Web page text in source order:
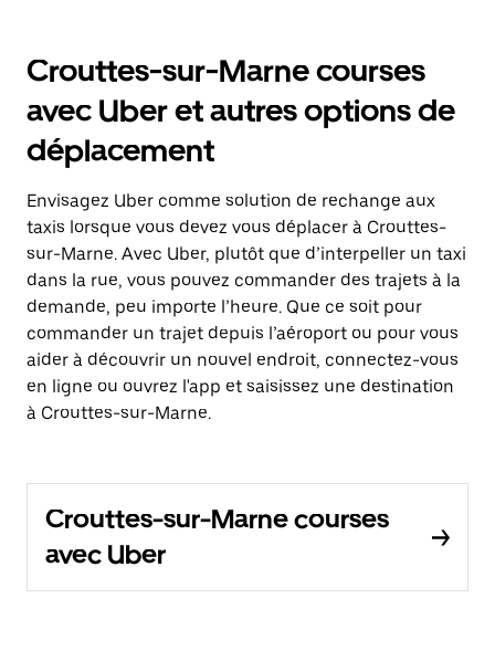
Crouttes-sur-Marne courses
avec Uber et autres options de
déplacement
Envisagez Uber comme solution de rechange aux
taxis lorsque vous devez vous déplacer à Crouttes-
sur-Marne. Avec Uber, plutôt que d’interpeller un taxi
dans la rue, vous pouvez commander des trajets à la
demande, peu importe l’heure. Que ce soit pour
commander un trajet depuis l’aéroport ou pour vous
aider à découvrir un nouvel endroit, connectez-vous
en ligne ou ouvrez l'app et saisissez une destination
à Crouttes-sur-Marne.
Crouttes-sur-Marne courses
avec Uber